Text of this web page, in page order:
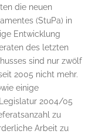
die neuen
(StuPa) in
Entwicklung
des letzten
sind nur zwölf
2005 nicht mehr.
einige
2004/05
zu
Arbeit zu